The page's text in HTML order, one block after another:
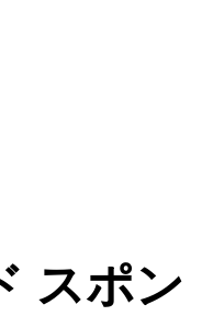
スポン